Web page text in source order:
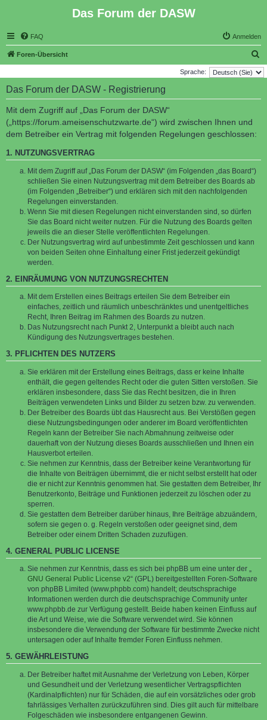
Das Forum der DASW
FAQ Anmelden
Foren-Übersicht
u
Sprache:
Das Forum der DASW - Registrierung
Mit dem Zugriff auf „Das Forum der DASW“
(„https://forum.ameisenschutzwarte.de“) wird zwischen Ihnen und
dem Betreiber ein Vertrag mit folgenden Regelungen geschlossen:
1. NUTZUNGSVERTRAG
Mit dem Zugriff auf „Das Forum der DASW“ (im Folgenden „das Board“)
schließen Sie einen Nutzungsvertrag mit dem Betreiber des Boards ab
(im Folgenden „Betreiber“) und erklären sich mit den nachfolgenden
Regelungen einverstanden.
Wenn Sie mit diesen Regelungen nicht einverstanden sind, so dürfen
Sie das Board nicht weiter nutzen. Für die Nutzung des Boards gelten
jeweils die an dieser Stelle veröffentlichten Regelungen.
Der Nutzungsvertrag wird auf unbestimmte Zeit geschlossen und kann
von beiden Seiten ohne Einhaltung einer Frist jederzeit gekündigt
werden.
2. EINRÄUMUNG VON NUTZUNGSRECHTEN
Mit dem Erstellen eines Beitrags erteilen Sie dem Betreiber ein
einfaches, zeitlich und räumlich unbeschränktes und unentgeltliches
Recht, Ihren Beitrag im Rahmen des Boards zu nutzen.
Das Nutzungsrecht nach Punkt 2, Unterpunkt a bleibt auch nach
Kündigung des Nutzungsvertrages bestehen.
3. PFLICHTEN DES NUTZERS
Sie erklären mit der Erstellung eines Beitrags, dass er keine Inhalte
enthält, die gegen geltendes Recht oder die guten Sitten verstoßen. Sie
erklären insbesondere, dass Sie das Recht besitzen, die in Ihren
Beiträgen verwendeten Links und Bilder zu setzen bzw. zu verwenden.
Der Betreiber des Boards übt das Hausrecht aus. Bei Verstößen gegen
diese Nutzungsbedingungen oder anderer im Board veröffentlichten
Regeln kann der Betreiber Sie nach Abmahnung zeitweise oder
dauerhaft von der Nutzung dieses Boards ausschließen und Ihnen ein
Hausverbot erteilen.
Sie nehmen zur Kenntnis, dass der Betreiber keine Verantwortung für
die Inhalte von Beiträgen übernimmt, die er nicht selbst erstellt hat oder
die er nicht zur Kenntnis genommen hat. Sie gestatten dem Betreiber, Ihr
Benutzerkonto, Beiträge und Funktionen jederzeit zu löschen oder zu
sperren.
Sie gestatten dem Betreiber darüber hinaus, Ihre Beiträge abzuändern,
sofern sie gegen o. g. Regeln verstoßen oder geeignet sind, dem
Betreiber oder einem Dritten Schaden zuzufügen.
4. GENERAL PUBLIC LICENSE
Sie nehmen zur Kenntnis, dass es sich bei phpBB um eine unter der „
GNU General Public License v2“ (GPL) bereitgestellten Foren-Software
von phpBB Limited (www.phpbb.com) handelt; deutschsprachige
Informationen werden durch die deutschsprachige Community unter
www.phpbb.de zur Verfügung gestellt. Beide haben keinen Einfluss auf
die Art und Weise, wie die Software verwendet wird. Sie können
insbesondere die Verwendung der Software für bestimmte Zwecke nicht
untersagen oder auf Inhalte fremder Foren Einfluss nehmen.
5. GEWÄHRLEISTUNG
Der Betreiber haftet mit Ausnahme der Verletzung von Leben, Körper
und Gesundheit und der Verletzung wesentlicher Vertragspflichten
(Kardinalpflichten) nur für Schäden, die auf ein vorsätzliches oder grob
fahrlässiges Verhalten zurückzuführen sind. Dies gilt auch für mittelbare
Folgeschäden wie insbesondere entgangenen Gewinn.